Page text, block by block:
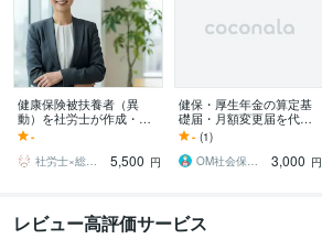
健康保険被扶養者（異
動）を社労士が作成・提
出します 社会保険のプロ
である社労士に丸投げし
ませんか？
-
社労士×総務代行
5,500 円
健保・厚生年金の算定基
礎届・月額変更届を代行
します 社労士が法令に遵
守して迅速に対応しま
す。
- (1)
OM社会保険労務士事務所_労務代行
3,000 円
レビュー高評価サービス